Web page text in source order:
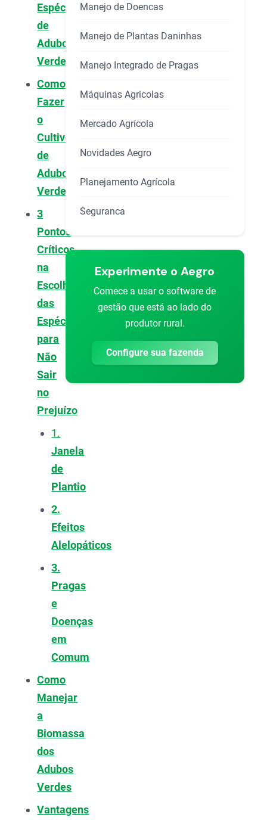
Espécies
de
Adubos
Verdes
Como
Fazer
o
Cultivo
de
Adubos
Verdes
3
Pontos
Críticos
na
Escolha
das
Espécies
para
Não
Sair
no
Prejuízo
1.
Janela
de
Plantio
2.
Efeitos
Alelopáticos
3.
Pragas
e
Doenças
em
Comum
Como
Manejar
a
Biomassa
dos
Adubos
Verdes
Vantagens
Manejo de Doencas
Manejo de Plantas Daninhas
Manejo Integrado de Pragas
Máquinas Agricolas
Mercado Agrícola
Novidades Aegro
Planejamento Agrícola
Seguranca
Experimente o Aegro
Comece a usar o software de
gestão que está ao lado do
produtor rural.
Configure sua fazenda